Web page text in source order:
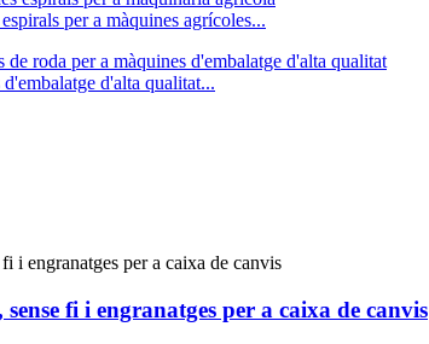
per a màquines agrícoles...
d'alta qualitat...
fi i engranatges per a caixa de canvis